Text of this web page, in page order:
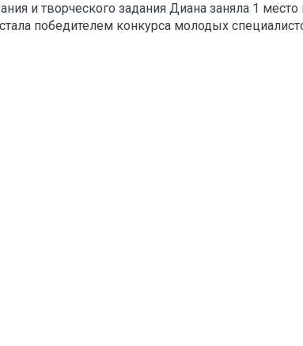
и творческого задания Диана заняла 1
победителем конкурса молодых